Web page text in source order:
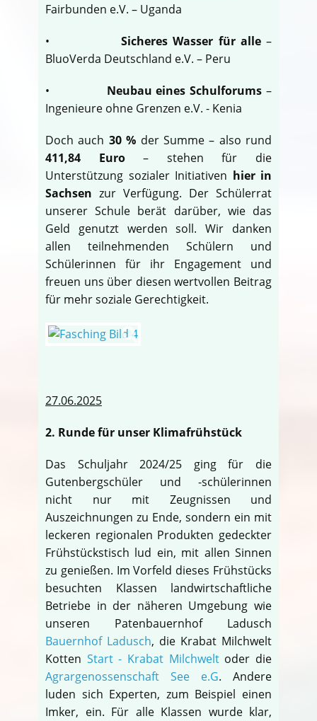
Fairbunden e.V. – Uganda
•Sicheres Wasser für alle–
BluoVerda Deutschland e.V. – Peru
• Neubau eines Schulforums –
Ingenieure ohne Grenzen e.V. - Kenia
Doch auch 30 % der Summe – also rund
411,84 Euro– stehen für die
Unterstützung sozialer Initiativen hier in
Sachsen zur Verfügung. Der Schülerrat
unserer Schule berät darüber, wie das
Geld genutzt werden soll. Wir danken
allen teilnehmenden Schülern und
Schülerinnen für ihr Engagement und
freuen uns über diesen wertvollen Beitrag
für mehr soziale Gerechtigkeit.
27.06.2025
2. Runde für unser Klimafrühstück
Das Schuljahr 2024/25 ging für die
Gutenbergschüler und -schülerinnen
nicht nur mit Zeugnissen und
Auszeichnungen zu Ende, sondern ein mit
leckeren regionalen Produkten gedeckter
Frühstückstisch lud ein, mit allen Sinnen
zu genießen. Im Vorfeld dieses Frühstücks
besuchten Klassen landwirtschaftliche
Betriebe in der näheren Umgebung wie
unseren Patenbauernhof Ladusch
Bauernhof Ladusch, die Krabat Milchwelt
Kotten Start - Krabat Milchweltoder die
Agrargenossenschaft See e.G. Andere
luden sich Experten, zum Beispiel einen
Imker, ein. Für alle Klassen wurde klar,